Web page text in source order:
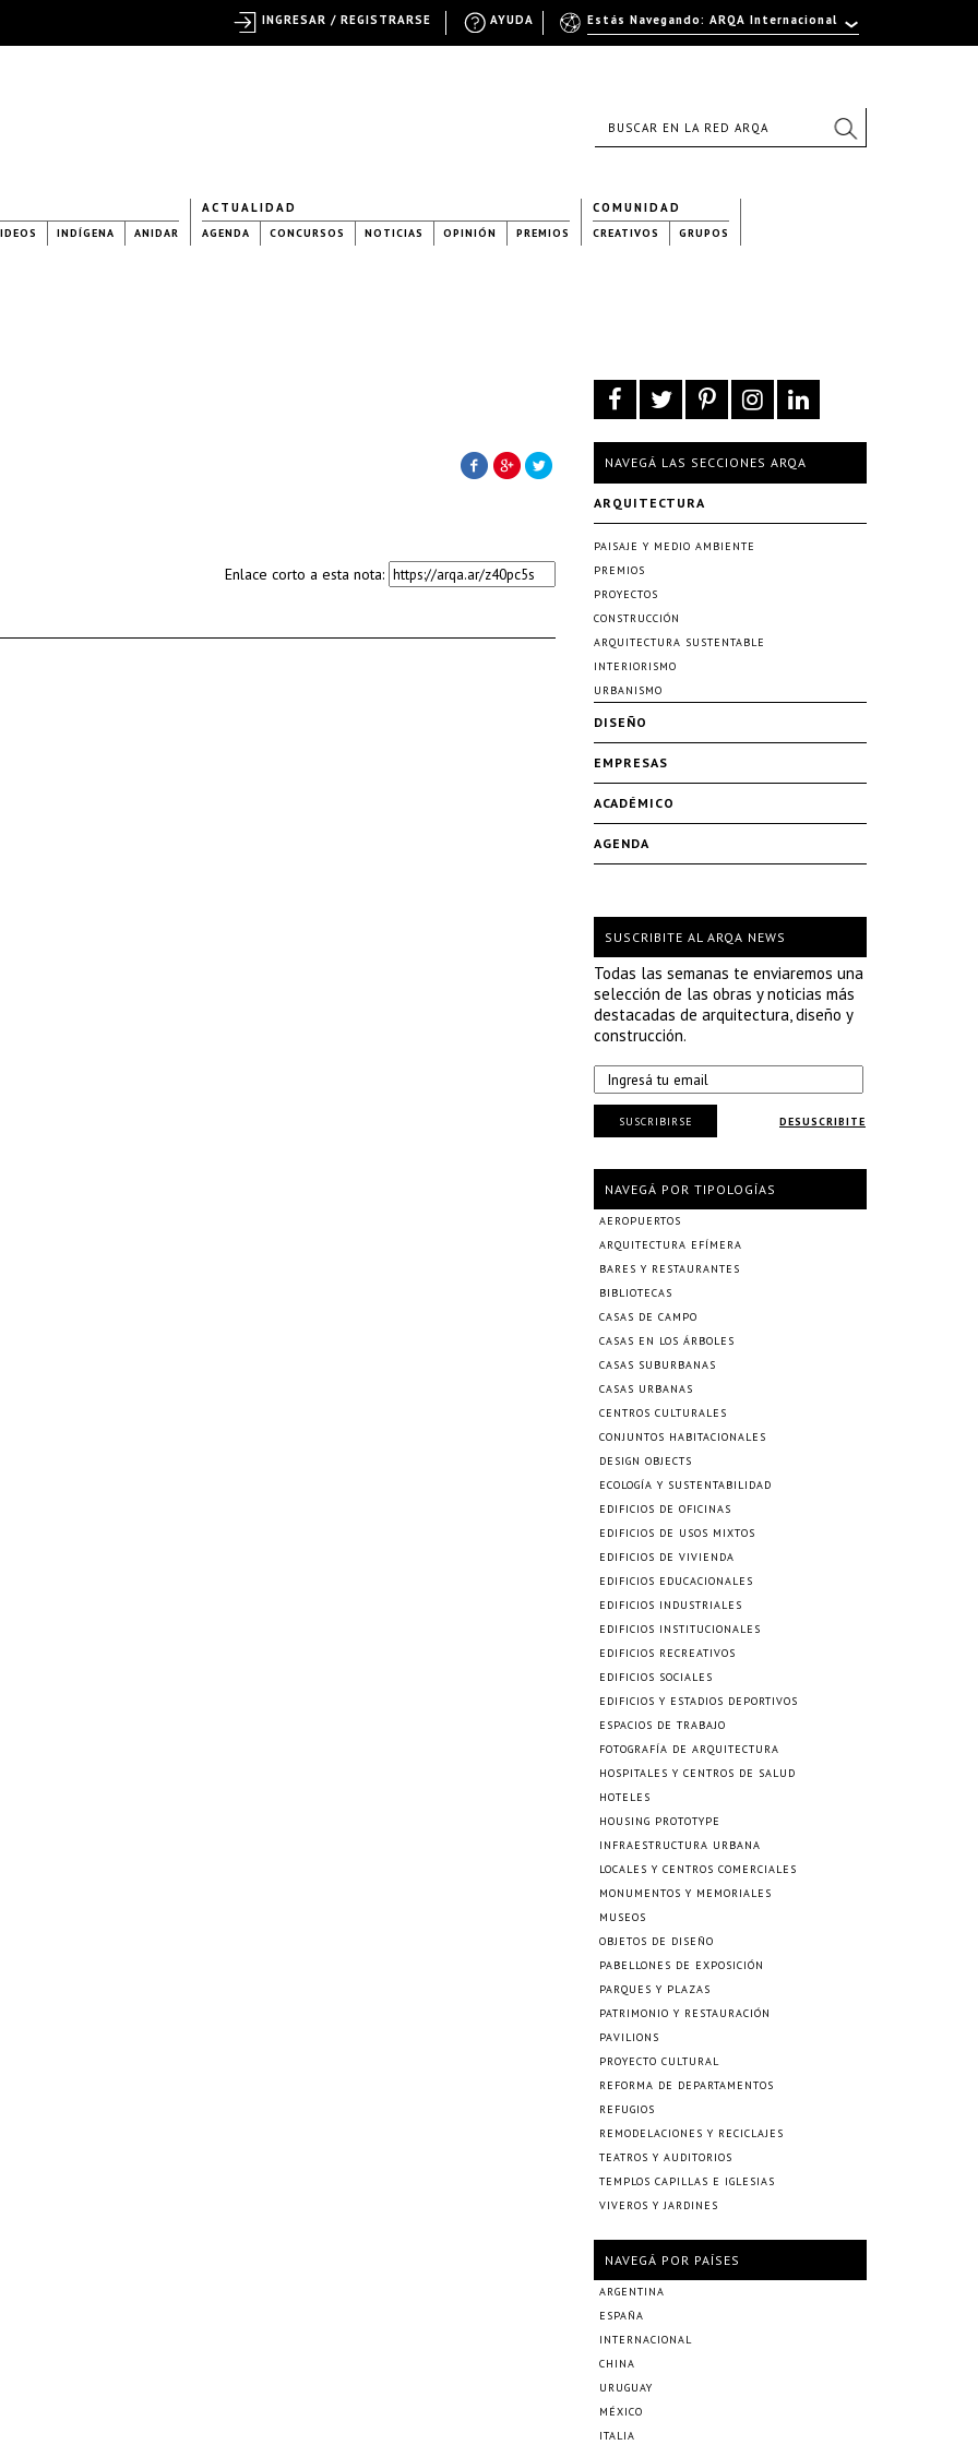
INDÍGENA ANIDAR
ACTUALIDAD
AGENDA CONCURSOS NOTICIAS OPINIÓN PREMIOS
COMUNIDAD
CREATIVOS GRUPOS
Enlace corto a esta nota:
NAVEGÁ LAS SECCIONES ARQA
ARQUITECTURA
PAISAJE Y MEDIO AMBIENTE
PREMIOS
PROYECTOS
CONSTRUCCIÓN
ARQUITECTURA SUSTENTABLE
INTERIORISMO
URBANISMO
DISEÑO
EMPRESAS
ACADÉMICO
AGENDA
SUSCRIBITE AL ARQA NEWS
Todas las semanas te enviaremos una
selección de las obras y noticias más
destacadas de arquitectura, diseño y
construcción.
DESUSCRIBITE
SUSCRIBIRSE
NAVEGÁ POR TIPOLOGÍAS
AEROPUERTOS
ARQUITECTURA EFÍMERA
BARES Y RESTAURANTES
BIBLIOTECAS
CASAS DE CAMPO
CASAS EN LOS ÁRBOLES
CASAS SUBURBANAS
CASAS URBANAS
CENTROS CULTURALES
CONJUNTOS HABITACIONALES
DESIGN OBJECTS
ECOLOGÍA Y SUSTENTABILIDAD
EDIFICIOS DE OFICINAS
EDIFICIOS DE USOS MIXTOS
EDIFICIOS DE VIVIENDA
EDIFICIOS EDUCACIONALES
EDIFICIOS INDUSTRIALES
EDIFICIOS INSTITUCIONALES
EDIFICIOS RECREATIVOS
EDIFICIOS SOCIALES
EDIFICIOS Y ESTADIOS DEPORTIVOS
ESPACIOS DE TRABAJO
FOTOGRAFÍA DE ARQUITECTURA
HOSPITALES Y CENTROS DE SALUD
HOTELES
HOUSING PROTOTYPE
INFRAESTRUCTURA URBANA
LOCALES Y CENTROS COMERCIALES
MONUMENTOS Y MEMORIALES
MUSEOS
OBJETOS DE DISEÑO
PABELLONES DE EXPOSICIÓN
PARQUES Y PLAZAS
PATRIMONIO Y RESTAURACIÓN
PAVILIONS
PROYECTO CULTURAL
REFORMA DE DEPARTAMENTOS
REFUGIOS
REMODELACIONES Y RECICLAJES
TEATROS Y AUDITORIOS
TEMPLOS CAPILLAS E IGLESIAS
VIVEROS Y JARDINES
NAVEGÁ POR PAÍSES
ARGENTINA
ESPAÑA
INTERNACIONAL
CHINA
URUGUAY
MÉXICO
ITALIA
Estás Navegando: ARQA Internacional
AYUDA
INGRESAR / REGISTRARSE